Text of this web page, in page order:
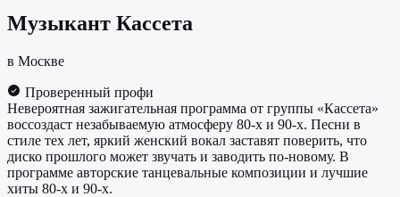
Музыкант Кассета
в Москве
Проверенный профи
Невероятная зажигательная программа от группы «Кассета»
воссоздаст незабываемую атмосферу 80-х и 90-х. Песни в
стиле тех лет, яркий женский вокал заставят поверить, что
диско прошлого может звучать и заводить по-новому. В
программе авторские танцевальные композиции и лучшие
хиты 80-х и 90-х.